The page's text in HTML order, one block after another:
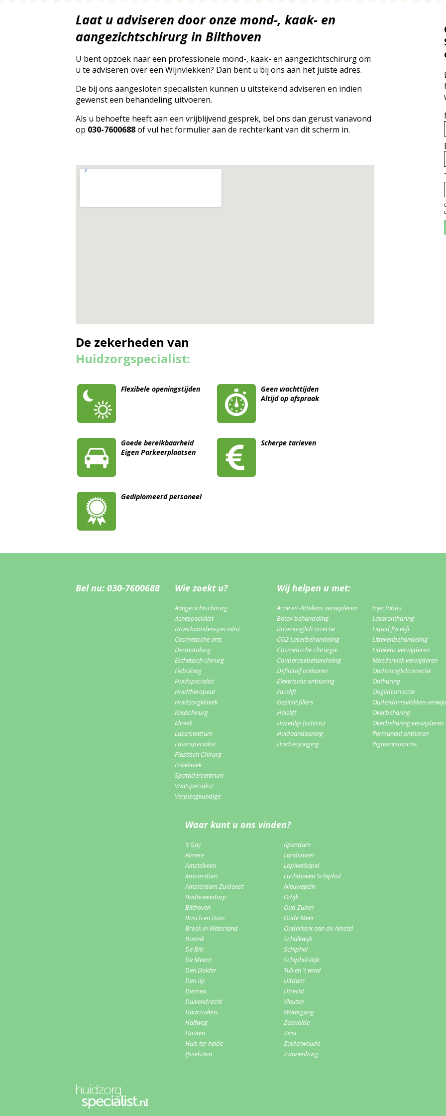
Laat u adviseren door onze mond-, kaak- en
aangezichtschirurg in Bilthoven
U bent opzoek naar een professionele mond-, kaak- en aangezichtschirurg om
u te adviseren over een Wijnvlekken? Dan bent u bij ons aan het juiste adres.
De bij ons aangesloten specialisten kunnen u uitstekend adviseren en indien
gewenst een behandeling uitvoeren.
Als u behoefte heeft aan een vrijblijvend gesprek, bel ons dan gerust vanavond
op 030-7600688of vul het formulier aan de rechterkant van dit scherm in.
De zekerheden van
Huidzorgspecialist:
Flexibele openingstijden
Geen wachttijden
Altijd op afspraak
Goede bereikbaarheid
Eigen Parkeerplaatsen
Scherpe tarieven
Gediplomeerd personeel
Bel nu: 030-7600688 Wie zoekt u?
Aangezichtschirurg
Acnespecialist
Brandwondenspecialist
Cosmetische arts
Dermatoloog
Esthetisch chirurg
Fleboloog
Huidspecialist
Huidtherapeut
Huidzorgkliniek
Kaakchirurg
Kliniek
Lasercentrum
Laserspecialist
Plastisch Chirurg
Polikliniek
Spatadercentrum
Vaatspecialist
Verpleegkundige
Wij helpen u met:
Acne en -littekens verwijderen
Botox behandeling
Bovenooglidcorrectie
CO2 Laserbehandeling
Cosmetische chirurgie
Couperosebehandeling
Definitief ontharen
Elektrische ontharing
Facelift
Gezicht fillers
Halslift
Hazenlip (schisis)
Huidaandoening
Huidverjonging
Injectables
Laserontharing
Liquid facelift
Littekenbehandeling
Littekens verwijderen
Moedervlek verwijderen
Onderooglidcorrectie
Ontharing
Ooglidcorrectie
Ouderdomsvlekken
Overbeharing
Overbeharing verwijderen
Permanent ontharen
Pigmentstoornis
Waar kunt u ons vinden?
't Goy
Almere
Amstelveen
Amsterdam
Amsterdam Zuidoost
Badhoevedorp
Bilthoven
Bosch en Duin
Broek in Waterland
Bunnik
De Bilt
De Meern
Den Dolder
Den Ilp
Diemen
Duivendrecht
Haarzuilens
Halfweg
Houten
Huis ter heide
IJsselstein
Ilpendam
Landsmeer
Lopikerkapel
Luchthaven Schiphol
Nieuwegein
Odijk
Oud Zuilen
Oude Meer
Ouderkerk aan de Amstel
Schalkwijk
Schiphol
Schiphol-Rijk
Tull en 't waal
Uitdam
Utrecht
Vleuten
Watergang
Zeewolde
Zeist
Zuiderwoude
Zwanenburg